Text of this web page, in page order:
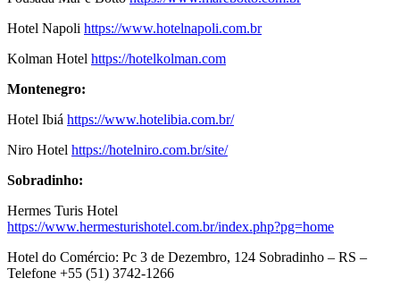
Hotel Napoli https://www.hotelnapoli.com.br
Kolman Hotel https://hotelkolman.com
Montenegro:
Hotel Ibiá https://www.hotelibia.com.br/
Niro Hotel https://hotelniro.com.br/site/
Sobradinho:
Hermes Turis Hotel
https://www.hermesturishotel.com.br/index.php?pg=home
Hotel do Comércio: Pc 3 de Dezembro, 124 Sobradinho – RS –
Telefone +55 (51) 3742-1266